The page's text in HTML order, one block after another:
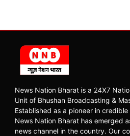
News Nation Bharat is a 24X7
Unit of Bhushan Broadcasting &
Established as a pioneer in
News Nation Bharat has emerged
news channel in the country. Our